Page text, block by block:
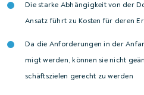
Die starke Abhängigkeit von der
Ansatz führt zu Kosten für deren
Da die Anforderungen in der
migt werden, können sie nicht
schäftszielen gerecht zu werden